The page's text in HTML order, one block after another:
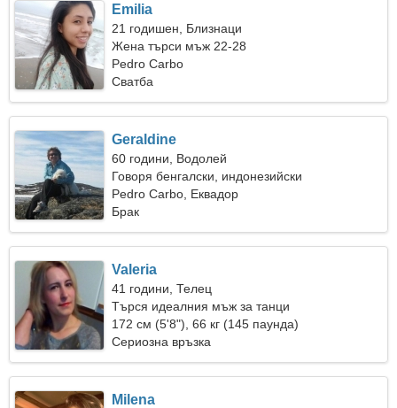
Emilia
21 годишен, Близнаци
Жена търси мъж 22-28
Pedro Carbo
Сватба
Geraldine
60 години, Водолей
Говоря бенгалски, индонезийски
Pedro Carbo, Еквадор
Брак
Valeria
41 години, Телец
Търся идеалния мъж за танци
172 см (5'8"), 66 кг (145 паунда)
Сериозна връзка
Milena